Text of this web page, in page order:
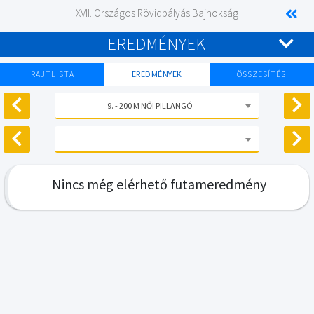
XVII. Országos Rövidpályás Bajnokság
EREDMÉNYEK
RAJTLISTA EREDMÉNYEK ÖSSZESÍTÉS
9. - 200 M NŐI PILLANGÓ
Nincs még elérhető futameredmény